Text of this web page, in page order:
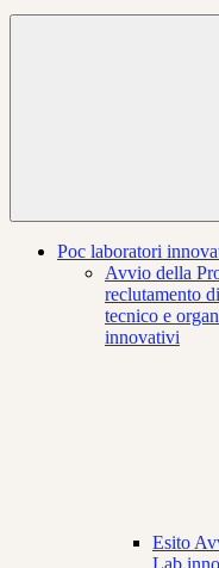
Poc laboratori
Avvio della
reclutamento
tecnico e
innovativi
Esito